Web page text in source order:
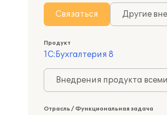
Связаться Другие
Продукт
1С:Бухгалтерия 8
Внедрения продукта
Отрасль / Функциональная задача